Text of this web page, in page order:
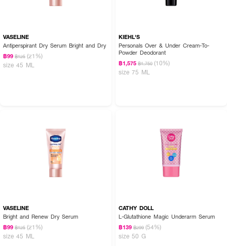
VASELINE
Antiperspirant Dry Serum Bright and Dry
฿99 ฿125 (21%)
size 45 ML
KIEHL'S
Personals Over & Under Cream-To-
Powder Deodorant
฿1,575 ฿1,750 (10%)
size 75 ML
VASELINE
Bright and Renew Dry Serum
฿99 ฿125 (21%)
size 45 ML
CATHY DOLL
L-Glutathione Magic Underarm Serum
฿139 ฿299 (54%)
size 50 G